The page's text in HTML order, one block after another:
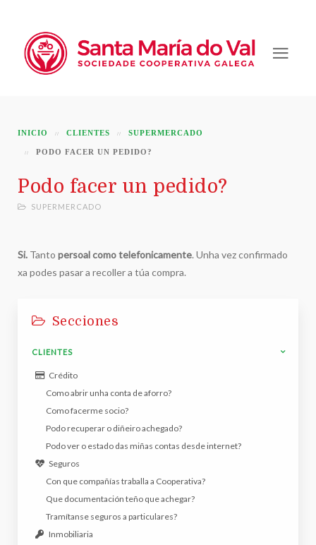
INICIO CLIENTES SUPERMERCADO
PODO FACER UN PEDIDO?
Podo facer un pedido?
SUPERMERCADO
Si. Tanto persoal como telefonicamente. Unha vez confirmado
xa podes pasar a recoller a túa compra.
Secciones
CLIENTES
Crédito
Como abrir unha conta de aforro?
Como facerme socio?
Podo recuperar o diñeiro achegado?
Podo ver o estado das miñas contas desde internet?
Seguros
Con que compañías traballa a Cooperativa?
Que documentación teño que achegar?
Tramítanse seguros a particulares?
Inmobiliaria